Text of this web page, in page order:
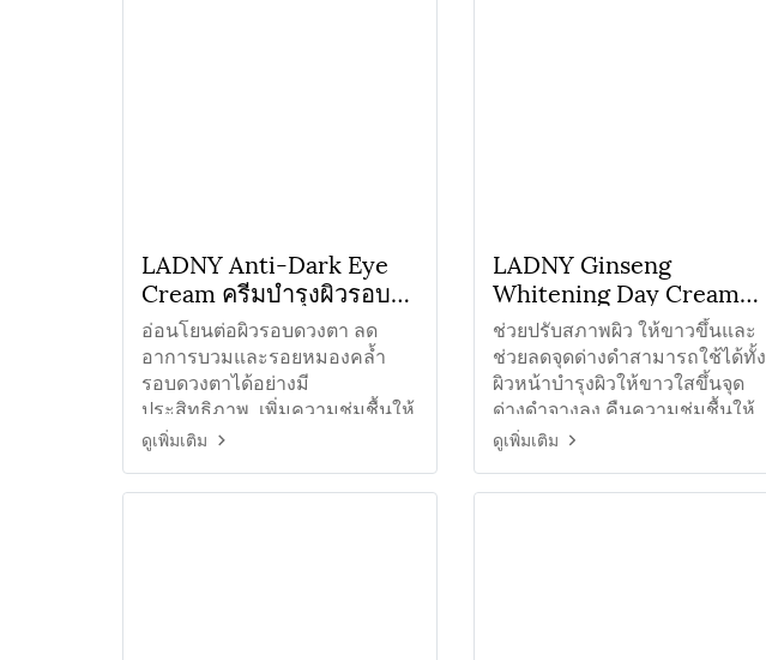
LADNY Anti-Dark Eye
Cream ครีมบำรุงผิวรอบ
ดวงตา
อ่อนโยนต่อผิวรอบดวงตา ลด
อาการบวมและรอยหมองคล้ำ
รอบดวงตาได้อย่างมี
ประสิทธิภาพ เพิ่มความชุ่มชื้นให้
แก่ผิวรอบดวงตา กระชับเต่งตึง
ดูเพิ่มเติม
LADNY Ginseng
Whitening Day Cream
ครีมโสมสูตรเข้มข้นกลาง
วัน
ช่วยปรับสภาพผิว ให้ขาวขึ้นและ
ช่วยลดจุดด่างดำสามารถใช้ได้ทั้ง
ผิวหน้าบำรุงผิวให้ขาวใสขึ้นจุด
ด่างดำจางลง คืนความชุ่มชื้นให้
กับผิว
ดูเพิ่มเติม